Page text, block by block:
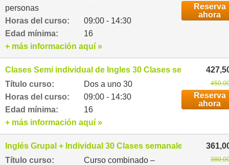
personas
Horas del curso:
09:00 - 14:30
Edad mínima:
16
Reserva
ahora
+ más información aquí »
Clases Semi individual de Ingles 30 Clases semanales
Título curso:
Dos a uno 30
Horas del curso:
09:00 - 14:30
Edad mínima:
16
Reserva
ahora
+ más información aquí »
Inglés Grupal + Individual 30 Clases semanales
Título curso:
Curso combinado –